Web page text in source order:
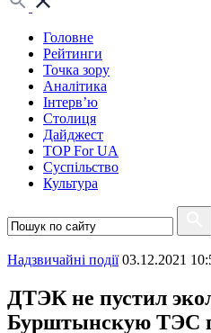
Головне
Рейтинги
Точка зору
Аналітика
Інтерв’ю
Столиця
Дайджест
TOP For UA
Суспiльство
Культура
Надзвичайні події 03.12.2021
ДТЭК не пустил
Бурштынскую ТЭС